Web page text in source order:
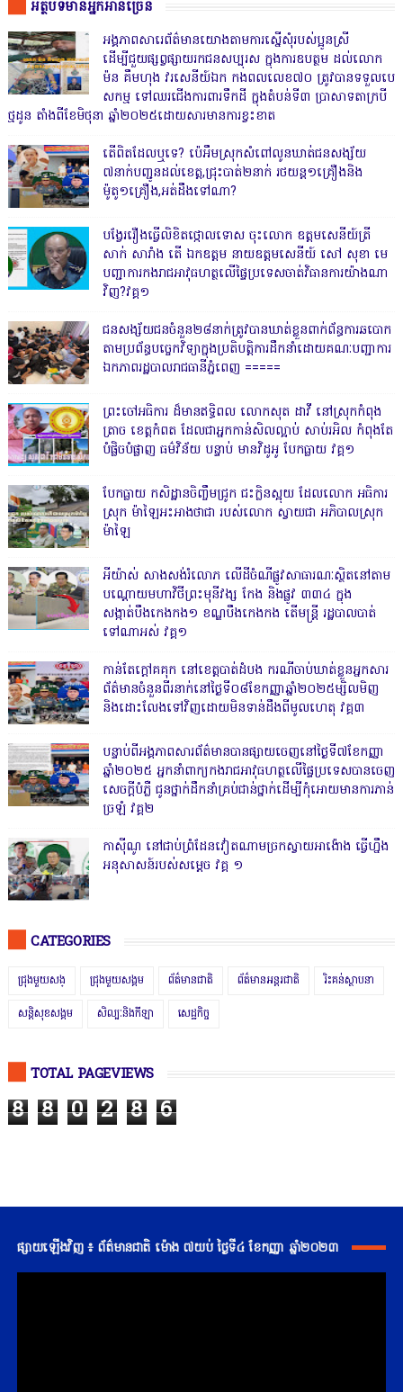
អត្ថបទមានអ្នកអានច្រើន
អង្គភាពសារេព័ត៌មានយោងតាមការស្នើសុំរបស់ប្អូនស្រី
ដើម្បីជួយផ្សព្វផ្សាយរកជនសប្បុរស ក្នុងការឧបត្ថម ដល់លោក
ម៉ន គឹមហុង វរសេនីយ៍ឯក កងពលលេខ៧០ ត្រូវបានទទួលបេ
សកម្ម ទៅឈរជើងការពារទឹកដី ក្នុងតំបន់ទី៣ ប្រាសាទតាក្របី
ថ្មដូន តាំងពីខែមិថុនា ឆ្នាំ២០២៥ដោយសារមានការខ្វះខាត
តើពិតដែលឬទេ? ប៉េអឹមស្រុកសំពៅលូនឃាត់ជនសង្ស័យ
៧នាក់បញ្ជូនដល់ខេត្ត,ជ្រុះបាត់២នាក់ រថយន្ត១គ្រឿងនិង
ម៉ូតូ១គ្រឿង,អត់ដឹងទៅណា?
បង្វែររឿងធ្វើលិខិតថ្កោលទោស ចុះលោក ឧត្តមសេនីយ៍ត្រី
សាក់ សារាំង តើ ឯកឧត្តម នាយឧត្តមសេនីយ៍ សៅ សុខា មេ
បញ្ជាការកងរាជអាវុធហត្ថលើផ្ទៃប្រទេសចាត់វិធានការយ៉ាងណា
វិញ?វគ្គ១
ជនសង្ស័យជនចំនួន២៨នាក់ត្រូវបានឃាត់ខ្លួនពាក់ព័ន្ធការឆបោក
តាមប្រព័ន្ធបច្ចេកវិទ្យាក្នុងប្រតិបត្តិការដឹកនាំដោយគណៈបញ្ជាការ
ឯកភាពរដ្ឋបាលរាជធានីភ្នំពេញ ‎=====
ព្រះចៅអធិការ ដ៏មានឥទ្ធិពល លោកសុត ដាវី នៅស្រុកកំពុង
ត្រាច ខេត្តកំពត ដែលជាអ្នកកាន់សិលល្អាប់ សាប់រអិល កំពុងតែ
បំផ្លិចបំផ្លាញ ធម៌វិន័យ បន្ទាប់ មានវិដូអូ បែកធ្លាយ វគ្គ១
បែកធ្លាយ កសិដ្ឋានចិញ្ចឹមជ្រូក ជះក្លិនស្អុយ ដែលលោក អធិការ
ស្រុក ម៉ាឡៃអះអាងថាជា របស់លោក ស្វាយជា អភិបាលស្រុក
ម៉ាឡៃ
អីយ៉ាស់ សាងសង់រំលោភ លើដីចំណីផ្លូវសាធារណៈស្ថិតនៅតាម
បណ្ដោយមហាវិថីព្រះមុនីវង្ស កែង និងផ្លូវ ៣៣៤ ក្នុង
សង្កាត់បឹងកេងកង១ ខណ្ឌបឹងកេងកង តើមន្ត្រី រដ្ឋបាលបាត់
ទៅណាអស់ វគ្គ១
កាន់តែក្តៅគគុក នៅខេត្តបាត់ដំបង ករណីចាប់ឃាត់ខ្លួនអ្នកសារ
ព័ត៌មានចំនួនពីរនាក់នៅថ្ងៃទី០៨ខែកញ្ញាឆ្នាំ២០២៥ម្សិលមិញ
និងដោះលែងទៅវិញដោយមិនទាន់ដឹងពីមូលហេតុ វគ្គ៣
បន្ទាប់ពីអង្គភាពសារព័ត៌មានបានផ្សាយចេញនៅថ្ងៃទី៧ខែកញ្ញា
ឆ្នាំ២០២៥ អ្នកនាំពាក្យកងរាជអាវុធហត្ថលើផ្ទៃប្រទេសបានចេញ
សេចក្តីបំភ្លឺ ជូនថ្នាក់ដឹកនាំគ្រប់ជាន់ថ្នាក់ដើម្បីកុំអោយមានការភាន់
ច្រឡំ វគ្គ២
កាសុីណូ នៅជាប់ព្រំដែនវៀតណាមច្រកស្វាយអាង៉ោង ធ្វើហ្នឹង
អនុសាសន៍របស់សម្ដេច វគ្គ ១
CATEGORIES
ជ្រុងមួយសង្ ជ្រុងមួយសង្គម ព័ត៌មានជាតិ ព័ត៌មានអន្តរជាតិ រិះគន់ស្ថាបនា
សន្តិសុខសង្គម សិល្បៈនិងកីឡា សេដ្ឋកិច្ច
TOTAL PAGEVIEWS
8 8 0 2 8 6
ផ្សាយឡើងវិញ ៖ ព័ត៌មានជាតិ ម៉ោង ៧យប់ ថ្ងៃទី៤ ខែកញ្ញា ឆ្នាំ២០២៣